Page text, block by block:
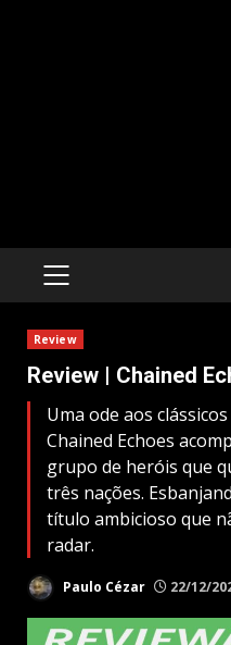
PRIMARY
Review
Review | Chained
Uma ode aos
Chained Echoes
grupo de heróis que
três nações.
título ambicioso que
radar.
Paulo Cézar 22/12/